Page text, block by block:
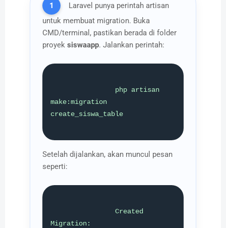
1
Laravel punya perintah artisan
untuk membuat migration. Buka
CMD/terminal, pastikan berada di folder
proyeksiswaapp. Jalankan perintah:
make:migration
create_siswa_table
Setelah dijalankan, akan muncul pesan
seperti:
                Created
Migration: